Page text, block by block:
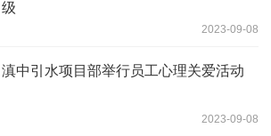
级
2023-09-08
滇中引水项目部举行员工心理关爱活动
2023-09-08